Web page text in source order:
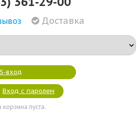
Доставка
вход
Вход с паролем
корзина пуста.